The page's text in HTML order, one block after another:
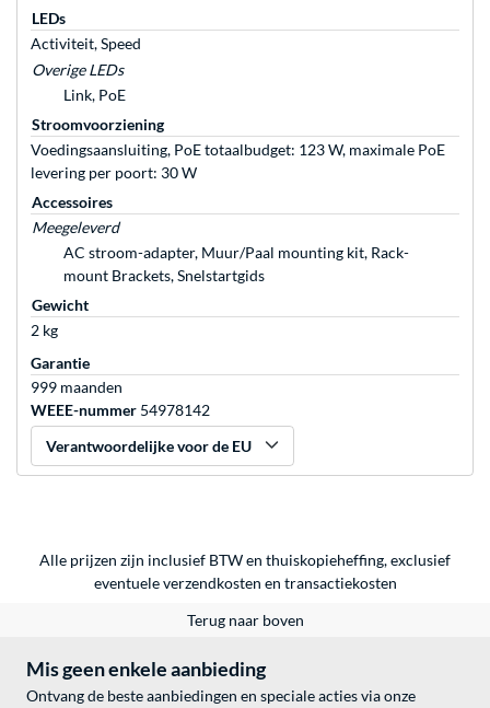
LEDs
Activiteit, Speed
Overige LEDs
Link, PoE
Stroomvoorziening
Voedingsaansluiting, PoE totaalbudget: 123 W, maximale PoE
levering per poort: 30 W
Accessoires
Meegeleverd
AC stroom-adapter, Muur/Paal mounting kit, Rack-
mount Brackets, Snelstartgids
Gewicht
2 kg
Garantie
999 maanden
WEEE-nummer 54978142
Verantwoordelijke voor de EU
Alle prijzen zijn inclusief BTW en thuiskopieheffing, exclusief
eventueleverzendkosten en transactiekosten
Terug naar boven
Mis geen enkele aanbieding
Ontvang de beste aanbiedingen en speciale acties via onze